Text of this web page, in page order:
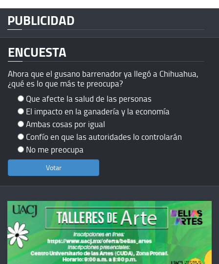
PUBLICIDAD
ENCUESTA
Ahora que el gusano barrenador ya llegó a Chihuahua,
¿qué es lo que más te preocupa?
Que afecte la salud de las personas
El impacto en la ganadería y la economía
Ambas cosas por igual
Confío en que las autoridades lo controlarán
No me preocupa